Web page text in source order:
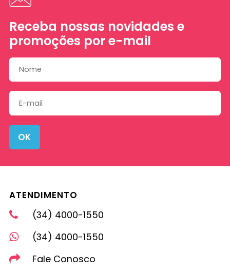
Receba nossas novidades e
promoções por e-mail
OK
ATENDIMENTO
(34) 4000-1550
(34) 4000-1550
Fale Conosco